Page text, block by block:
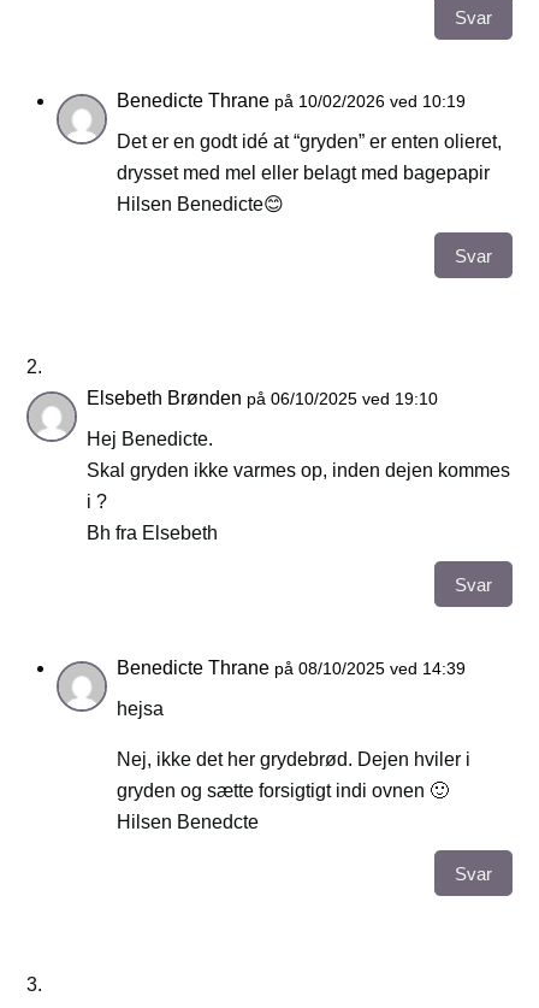
Svar
Benedicte Thrane på 10/02/2026 ved 10:19
Det er en godt idé at “gryden” er enten olieret,
drysset med mel eller belagt med bagepapir
Hilsen Benedicte😊
Svar
Elsebeth Brønden på 06/10/2025 ved 19:10
Hej Benedicte.
Skal gryden ikke varmes op, inden dejen kommes
i ?
Bh fra Elsebeth
Svar
Benedicte Thrane på 08/10/2025 ved 14:39
hejsa
Nej, ikke det her grydebrød. Dejen hviler i
gryden og sætte forsigtigt indi ovnen 🙂
Hilsen Benedcte
Svar